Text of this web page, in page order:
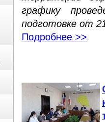
графику
подготовке от
Подробнее >>